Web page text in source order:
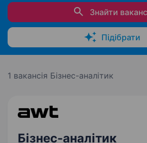
Знайти
Підібрати
1 вакансія Бізнес-аналітик
Бізнес-аналітик